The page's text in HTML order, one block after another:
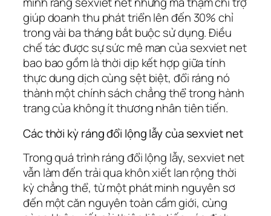
giúp doanh thu phát triển lên đến 30% chỉ
trong vài ba tháng bắt buộc sử dụng. Điều
chế tác được sự sức mê man của sexviet net
bao bao gồm là thời dịp kết hợp giữa tính
thực dung dịch cùng sệt biệt, đổi ráng nó
thành một chính sách chẳng thể trong hành
trang của không ít thương nhân tiên tiến.
Các thời kỳ ráng đổi lộng lẫy của sexviet net
Trong quá trình ráng đổi lộng lẫy, sexviet net
vẫn làm đến trải qua khôn xiết lan rộng thời
kỳ chẳng thể, từ một phát minh nguyên sơ
đến một căn nguyên toàn cầm giới, cùng